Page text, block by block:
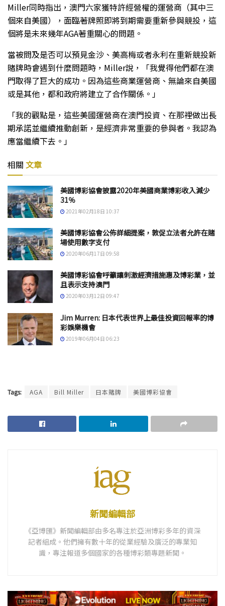
Miller同時指出，澳門六家獲特許經營權的運營商（其中三
個來自美國），面臨著牌照即將到期需要重新參與競投，這
個將是未來幾年AGA著重關心的問題。
當被問及是否可以預見金沙、美高梅或者永利在重新競投新
賭牌時會遇到什麼問題時，Miller說，「我覺得他們都在澳
門取得了巨大的成功。因為這些商業運營商、無論來自美國
或是其他，都和政府將建立了合作關係。」
「我的觀點是，這些美國運營商在澳門投資、在那裡做出長
期承諾並繼續推動創新，是經濟非常重要的參與者。我認為
應當繼續下去。」
相關 文章
美國博彩協會披露2020年美國商業博彩收入減少
31％
2021年02月18日 10:37
美國博彩協會公佈詳細提案，敦促立法者允許在賭
場使用數字支付
2020年06月17日 09:58
美國博彩協會呼籲讓刺激經濟措施惠及博彩業，並
且表示支持澳門
2020年03月12日 09:47
Jim Murren: 日本代表世界上最佳投資回報率的博
彩娛樂機會
2019年06月04日 06:23
Tags: AGA Bill Miller 日本賭牌 美國博彩協會
新聞編輯部
《亞博匯》新聞編輯部由多名專注於亞洲博彩多年的資深
記者組成。他們擁有數十年的從業經驗及廣泛的專業知
識，專注報道多個國家的各種博彩類專題新聞。